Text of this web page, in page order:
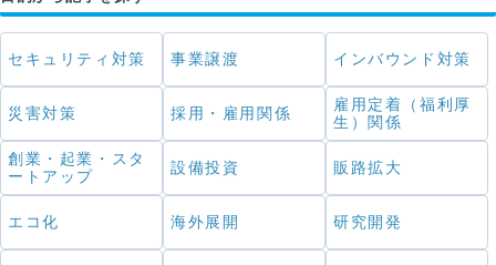
セキュリティ対策 事業譲渡 インバウンド対策
災害対策 採用・雇用関係
雇用定着（福利厚
生）関係
創業・起業・スタ
ートアップ
設備投資 販路拡大
エコ化 海外展開 研究開発